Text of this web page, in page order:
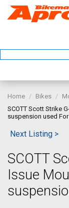
Home Bikes
SCOTT Scott Strike
suspension used
Next Listing >
SCOTT
Issue